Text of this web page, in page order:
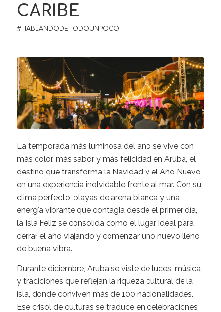
CARIBE
#HABLANDODETODOUNPOCO
La temporada más luminosa del año se vive con
más color, más sabor y más felicidad en Aruba, el
destino que transforma la Navidad y el Año Nuevo
en una experiencia inolvidable frente al mar. Con su
clima perfecto, playas de arena blanca y una
energía vibrante que contagia desde el primer día,
la Isla Feliz se consolida como el lugar ideal para
cerrar el año viajando y comenzar uno nuevo lleno
de buena vibra.
Durante diciembre, Aruba se viste de luces, música
y tradiciones que reflejan la riqueza cultural de la
isla, donde conviven más de 100 nacionalidades.
Ese crisol de culturas se traduce en celebraciones